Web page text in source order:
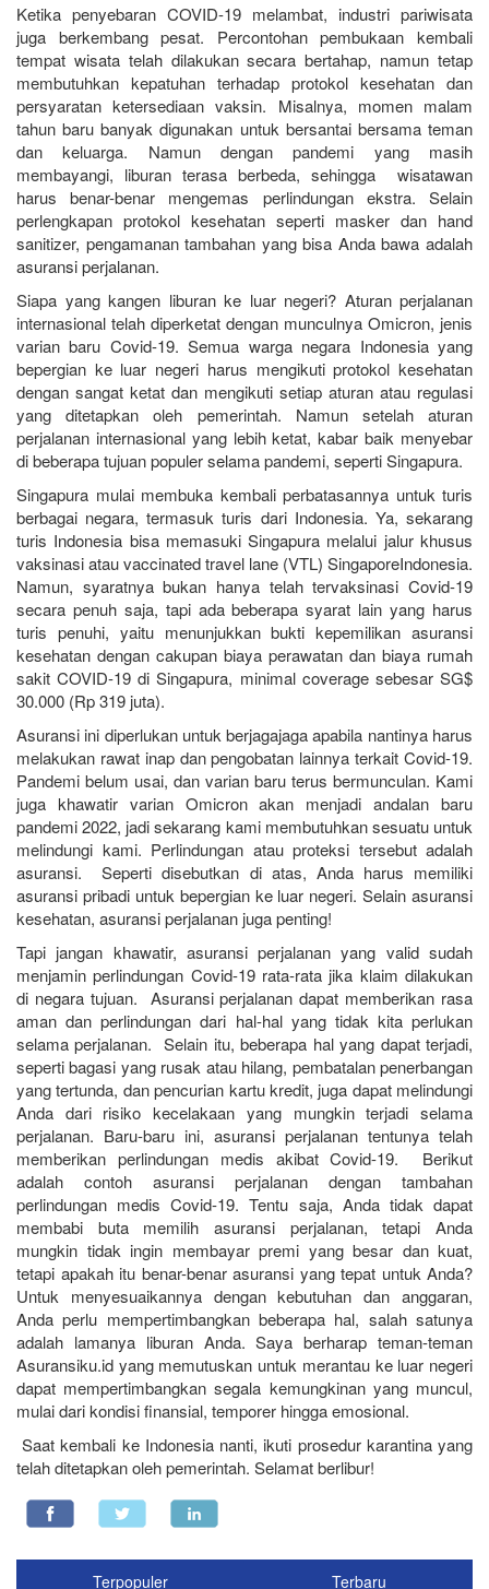
Ketika penyebaran COVID-19 melambat, industri pariwisata
juga berkembang pesat. Percontohan pembukaan kembali
tempat wisata telah dilakukan secara bertahap, namun tetap
membutuhkan kepatuhan terhadap protokol kesehatan dan
persyaratan ketersediaan vaksin. Misalnya, momen malam
tahun baru banyak digunakan untuk bersantai bersama teman
dan keluarga. Namun dengan pandemi yang masih
membayangi, liburan terasa berbeda, sehingga wisatawan
harus benar-benar mengemas perlindungan ekstra. Selain
perlengkapan protokol kesehatan seperti masker dan hand
sanitizer, pengamanan tambahan yang bisa Anda bawa adalah
asuransi perjalanan.
Siapa yang kangen liburan ke luar negeri? Aturan perjalanan
internasional telah diperketat dengan munculnya Omicron, jenis
varian baru Covid-19. Semua warga negara Indonesia yang
bepergian ke luar negeri harus mengikuti protokol kesehatan
dengan sangat ketat dan mengikuti setiap aturan atau regulasi
yang ditetapkan oleh pemerintah. Namun setelah aturan
perjalanan internasional yang lebih ketat, kabar baik menyebar
di beberapa tujuan populer selama pandemi, seperti Singapura.
Singapura mulai membuka kembali perbatasannya untuk turis
berbagai negara, termasuk turis dari Indonesia. Ya, sekarang
turis Indonesia bisa memasuki Singapura melalui jalur khusus
vaksinasi atau vaccinated travel lane (VTL) SingaporeIndonesia.
Namun, syaratnya bukan hanya telah tervaksinasi Covid-19
secara penuh saja, tapi ada beberapa syarat lain yang harus
turis penuhi, yaitu menunjukkan bukti kepemilikan asuransi
kesehatan dengan cakupan biaya perawatan dan biaya rumah
sakit COVID-19 di Singapura, minimal coverage sebesar SG$
30.000 (Rp 319 juta).
Asuransi ini diperlukan untuk berjagajaga apabila nantinya harus
melakukan rawat inap dan pengobatan lainnya terkait Covid-19.
Pandemi belum usai, dan varian baru terus bermunculan. Kami
juga khawatir varian Omicron akan menjadi andalan baru
pandemi 2022, jadi sekarang kami membutuhkan sesuatu untuk
melindungi kami. Perlindungan atau proteksi tersebut adalah
asuransi. Seperti disebutkan di atas, Anda harus memiliki
asuransi pribadi untuk bepergian ke luar negeri. Selain asuransi
kesehatan, asuransi perjalanan juga penting!
Tapi jangan khawatir, asuransi perjalanan yang valid sudah
menjamin perlindungan Covid-19 rata-rata jika klaim dilakukan
di negara tujuan. Asuransi perjalanan dapat memberikan rasa
aman dan perlindungan dari hal-hal yang tidak kita perlukan
selama perjalanan. Selain itu, beberapa hal yang dapat terjadi,
seperti bagasi yang rusak atau hilang, pembatalan penerbangan
yang tertunda, dan pencurian kartu kredit, juga dapat melindungi
Anda dari risiko kecelakaan yang mungkin terjadi selama
perjalanan. Baru-baru ini, asuransi perjalanan tentunya telah
memberikan perlindungan medis akibat Covid-19. Berikut
adalah contoh asuransi perjalanan dengan tambahan
perlindungan medis Covid-19. Tentu saja, Anda tidak dapat
membabi buta memilih asuransi perjalanan, tetapi Anda
mungkin tidak ingin membayar premi yang besar dan kuat,
tetapi apakah itu benar-benar asuransi yang tepat untuk Anda?
Untuk menyesuaikannya dengan kebutuhan dan anggaran,
Anda perlu mempertimbangkan beberapa hal, salah satunya
adalah lamanya liburan Anda. Saya berharap teman-teman
Asuransiku.id yang memutuskan untuk merantau ke luar negeri
dapat mempertimbangkan segala kemungkinan yang muncul,
mulai dari kondisi finansial, temporer hingga emosional.
Saat kembali ke Indonesia nanti, ikuti prosedur karantina yang
telah ditetapkan oleh pemerintah. Selamat berlibur!
Terpopuler Terbaru